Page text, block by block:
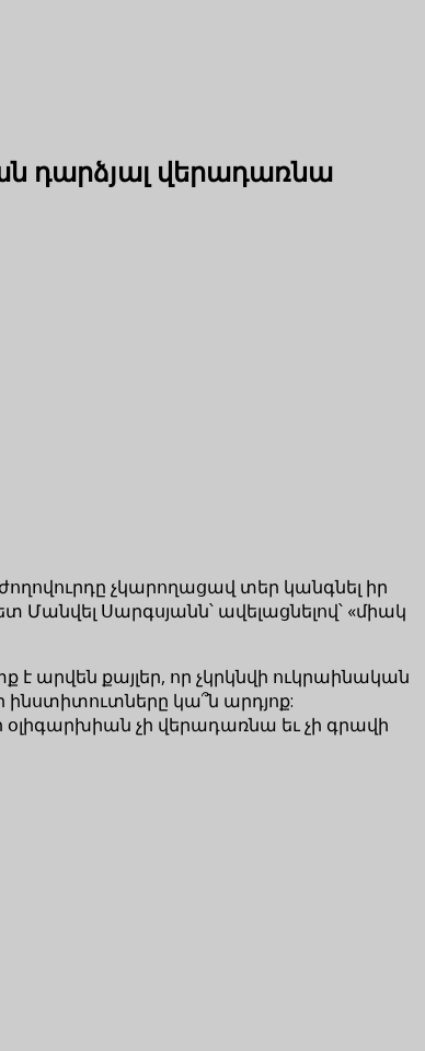
դարձյալ վերադառնա
չկարողացավ տեր կանգնել իր
Սարգսյանն՝ ավելացնելով՝ «միակ
արվեն քայլեր, որ չկրկնվի ուկրաինական
ինստիտուտները կա՞ն արդյոք:
չի վերադառնա եւ չի գրավի